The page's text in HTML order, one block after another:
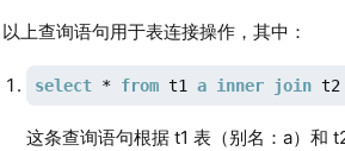
以上查询语句用于表连接操作，其中：
select * from t1 a inner join
这条查询语句根据 t1 表（别名：a）和